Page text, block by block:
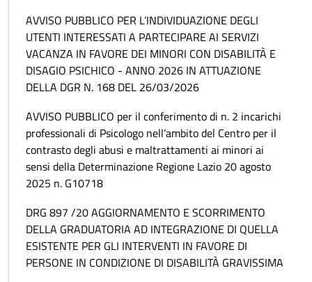
AVVISO PUBBLICO PER L’INDIVIDUAZIONE DEGLI
UTENTI INTERESSATI A PARTECIPARE AI SERVIZI
VACANZA IN FAVORE DEI MINORI CON DISABILITÀ E
DISAGIO PSICHICO - ANNO 2026 IN ATTUAZIONE
DELLA DGR N. 168 DEL 26/03/2026
AVVISO PUBBLICO per il conferimento di n. 2 incarichi
professionali di Psicologo nell’ambito del Centro per il
contrasto degli abusi e maltrattamenti ai minori ai
sensi della Determinazione Regione Lazio 20 agosto
2025 n. G10718
DRG 897 /20 AGGIORNAMENTO E SCORRIMENTO
DELLA GRADUATORIA AD INTEGRAZIONE DI QUELLA
ESISTENTE PER GLI INTERVENTI IN FAVORE DI
PERSONE IN CONDIZIONE DI DISABILITÀ GRAVISSIMA